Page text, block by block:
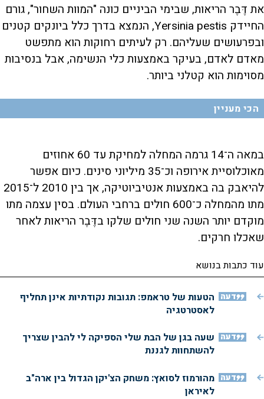
את דֶּבֶר הריאות, שבימי הביניים כונה "המוות השחור", גורם
החיידק Yersinia pestis, הנמצא בדרך כלל ביונקים קטנים
ובפרעושים שעליהם. רק לעיתים רחוקות הוא מתפשט
מאדם לאדם, בעיקר באמצעות כלי הנשימה, אבל בנסיבות
מסוימות הוא קטלני ביותר.
הכי מעניין
במאה ה־14 גרמה המחלה למחיקת עד 60 אחוזים
מאוכלוסיית אירופה וכ־35 מיליוני סינים. כיום אפשר
להיאבק בה באמצעות אנטיביוטיקה, אך בין 2010 ל־2015
מתו מהמחלה כ־600 חולים ברחבי העולם. בסין עצמה מתו
מוקדם יותר השנה שני חולים שלקו בדֶּבֶר הריאות לאחר
שאכלו חרקים.
עוד כתבות בנושא
דעה הטעות של טראמפ: תגובות נקודתיות אינן תחליף
לאסטרטגיה
דעה שעה בגן של הבת שלי הספיקה לי להבין שצריך
להשתחוות לגננת
דעה מהורמוז לסואץ: משחק הצ'יקן הגדול בין ארה"ב
לאיראן